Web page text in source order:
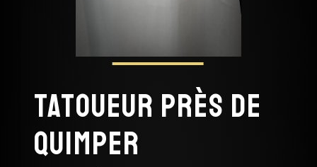
Tatoueur près de
Quimper